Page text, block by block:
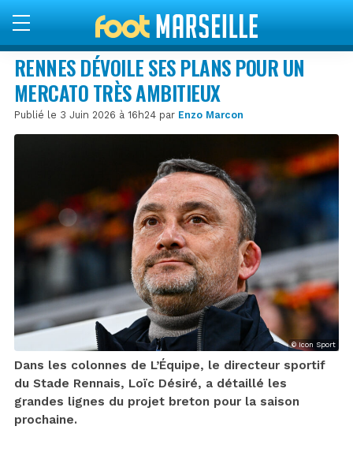
RENNES DÉVOILE SES PLANS POUR UN
MERCATO TRÈS AMBITIEUX
Publié le 3 Juin 2026 à 16h24 par Enzo Marcon
© Icon Sport
Dans les colonnes de L’Équipe, le directeur sportif
du Stade Rennais, Loïc Désiré, a détaillé les
grandes lignes du projet breton pour la saison
prochaine.